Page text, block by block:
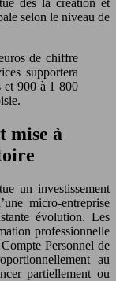
selon le niveau de
de chiffre
supportera
et 900 à 1 800
mise à
un investissement
micro-entreprise
évolution. Les
professionnelle
Personnel de
au
partiellement ou